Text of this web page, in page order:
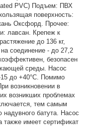
PVC) Подъем: ПВХ
поверхность:
Оксфорд. Прочее:
лавсан. Крепеж к
до 136 кг,
соединение - до 27,2
безопасен
среды. Насос
до +40°C. Помимо
возникновении в
возникших проблемах
тем самым
надувного батута. Насос
также имеет сертификат